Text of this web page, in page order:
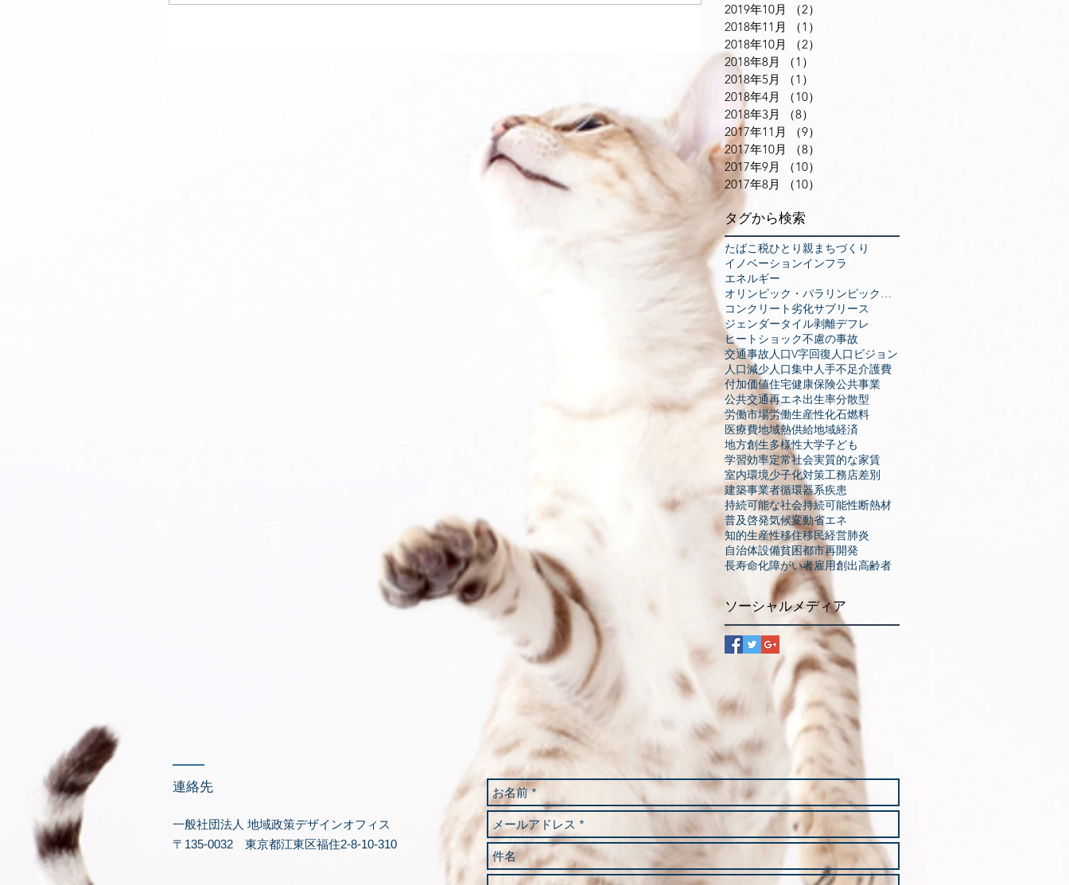
2019年10月
（2）
2018年11月
（1）
2018年10月
（2）
2018年8月
（1）
2018年5月
（1）
2018年4月
（10）
2018年3月
（8）
2017年11月
（9）
2017年10月
（8）
2017年9月
（10）
2017年8月
（10）
タグから検索
たばこ税ひとり親まちづくり
イノベーションインフラ
エネルギー
オリンピック・パラリンピック東京大会
コンクリート劣化サブリース
ジェンダータイル剥離デフレ
ヒートショック不慮の事故
交通事故人口V字回復人口ビジョン
人口減少人口集中人手不足介護費
付加価値住宅健康保険公共事業
公共交通再エネ出生率分散型
労働市場労働生産性化石燃料
医療費地域熱供給地域経済
地方創生多様性大学子ども
学習効率定常社会実質的な家賃
室内環境少子化対策工務店差別
建築事業者循環器系疾患
持続可能な社会持続可能性断熱材
普及啓発気候変動省エネ
知的生産性移住移民経営肺炎
自治体設備貧困都市再開発
長寿命化障がい者雇用創出高齢者
ソーシャルメディア
​連絡先
一般社団法人 地域政策デザインオフィス
〒135-0032 東京都江東区福住2-8-10-310